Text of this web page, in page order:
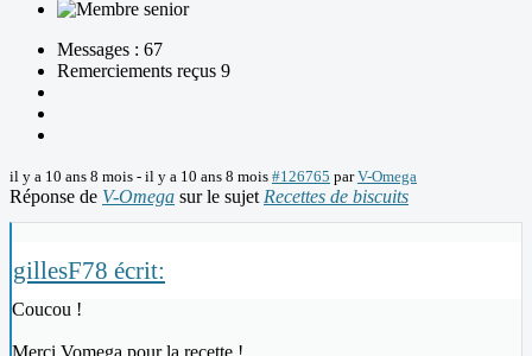
Messages : 67
Remerciements reçus 9
il y a 10 ans 8 mois - il y a 10 ans 8 mois #126765 parV-Omega
Réponse de V-Omega sur le sujet Recettes de biscuits
gillesF78 écrit:
Coucou !